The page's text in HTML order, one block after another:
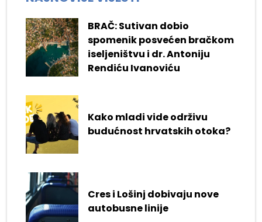
BRAČ: Sutivan dobio
spomenik posvećen bračkom
iseljeništvu i dr. Antoniju
Rendiću Ivanoviću
Kako mladi vide održivu
budućnost hrvatskih otoka?
Cres i Lošinj dobivaju nove
autobusne linije